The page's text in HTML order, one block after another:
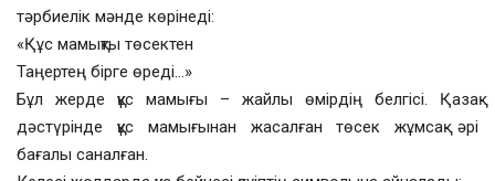
тәрбиелік мәнде көрінеді:
«Құс мамықты төсектен
Таңертең бірге өреді…»
Бұл жерде құс мамығы – жайлы өмірдің белгісі. Қазақ
дәстүрінде құс мамығынан жасалған төсек жұмсақ әрі
бағалы саналған.